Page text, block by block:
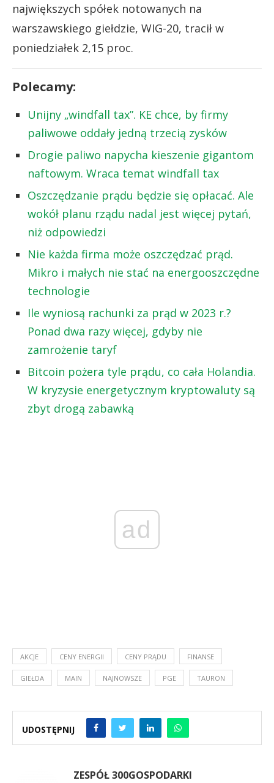
największych spółek notowanych na
warszawskiego giełdzie, WIG-20, tracił w
poniedziałek 2,15 proc.
Polecamy:
Unijny „windfall tax”. KE chce, by firmy
paliwowe oddały jedną trzecią zysków
Drogie paliwo napycha kieszenie gigantom
naftowym. Wraca temat windfall tax
Oszczędzanie prądu będzie się opłacać. Ale
wokół planu rządu nadal jest więcej pytań,
niż odpowiedzi
Nie każda firma może oszczędzać prąd.
Mikro i małych nie stać na energooszczędne
technologie
Ile wyniosą rachunki za prąd w 2023 r.?
Ponad dwa razy więcej, gdyby nie
zamrożenie taryf
Bitcoin pożera tyle prądu, co cała Holandia.
W kryzysie energetycznym kryptowaluty są
zbyt drogą zabawką
ad
AKCJE CENY ENERGII CENY PRĄDU FINANSE
GIEŁDA MAIN NAJNOWSZE PGE TAURON
UDOSTĘPNIJ
ZESPÓŁ 300GOSPODARKI